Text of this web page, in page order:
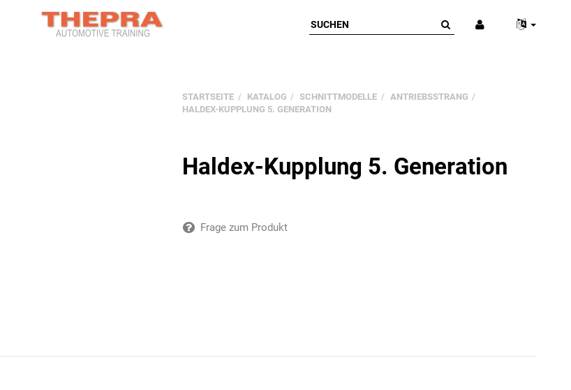
STARTSEITE KATALOG SCHNITTMODELLE
ANTRIEBSSTRANG
HALDEX-KUPPLUNG 5. GENERATION
Haldex-Kupplung 5. Generation
Frage zum Produkt